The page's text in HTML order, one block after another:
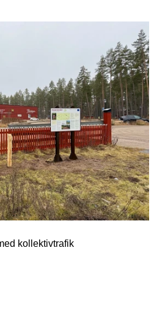
kollektivtrafik